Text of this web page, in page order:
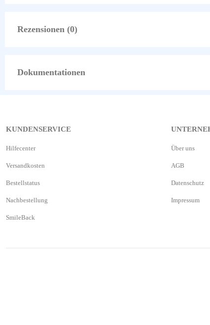
Rezensionen (0)
Dokumentationen
KUNDENSERVICE
Hilfecenter
Versandkosten
Bestellstatus
Nachbestellung
SmileBack
Über uns
AGB
Datenschutz
Impressum